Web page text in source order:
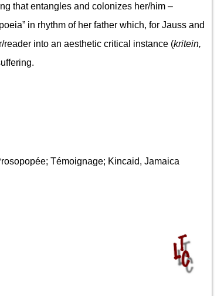
that entangles and colonizes her/him –
in rhythm of her father which, for Jauss and
reader into an aesthetic critical instance (kritein,
Témoignage; Kincaid, Jamaica